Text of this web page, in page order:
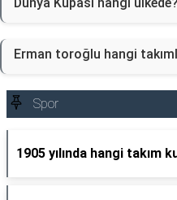
Erman toroğlu hangi
Spor
1905 yılında hangi takım